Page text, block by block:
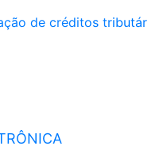
de créditos